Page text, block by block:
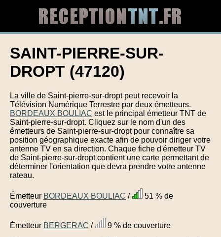
SAINT-PIERRE-SUR-
DROPT (47120)
La ville de Saint-pierre-sur-dropt peut recevoir la
Télévision Numérique Terrestre par deux émetteurs.
BORDEAUX BOULIAC est le principal émetteur TNT de
Saint-pierre-sur-dropt. Cliquez sur le nom d'un des
émetteurs de Saint-pierre-sur-dropt pour connaître sa
position géographique exacte afin de pouvoir diriger votre
antenne TV en sa direction. Chaque fiche d'émetteur TV
de Saint-pierre-sur-dropt contient une carte permettant de
déterminer l'orientation que devra prendre votre antenne
rateau.
Émetteur BORDEAUX BOULIAC /
51 % de
couverture
Émetteur BERGERAC /
9 % de couverture